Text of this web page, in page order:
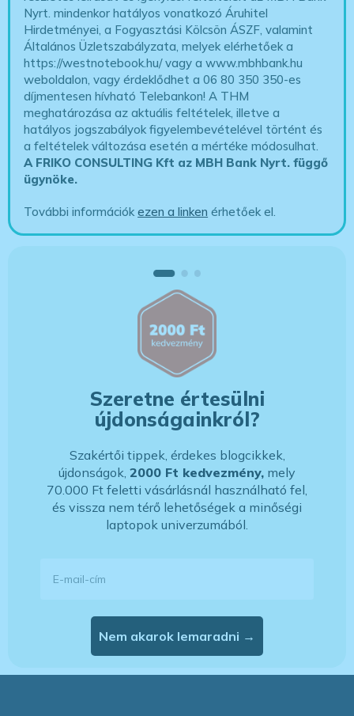
Nyrt. mindenkor hatályos vonatkozó Áruhitel
Hirdetményei, a Fogyasztási Kölcsön ÁSZF, valamint
Általános Üzletszabályzata, melyek elérhetőek a
https://westnotebook.hu/vagy a www.mbhbank.hu
weboldalon, vagy érdeklődhet a 06 80 350 350-es
díjmentesen hívható Telebankon! A THM
meghatározása az aktuális feltételek, illetve a
hatályos jogszabályok figyelembevételével történt és
a feltételek változása esetén a mértéke módosulhat.
A FRIKO CONSULTING Kft az MBH Bank Nyrt. függő
ügynöke.
További információkezen a linken érhetőek el.
Szeretne értesülni
újdonságainkról?
Szakértői tippek, érdekes blogcikkek,
újdonságok, 2000 Ft kedvezmény, mely
70.000 Ft feletti vásárlásnál használható fel,
és vissza nem térő lehetőségek a minőségi
laptopok univerzumából.
Nem akarok lemaradni →